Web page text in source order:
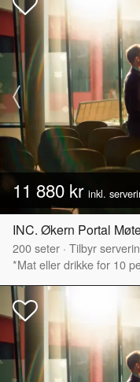
11 880 kr inkl.
200seter · Tilbyr
*Mat eller drikke for 10